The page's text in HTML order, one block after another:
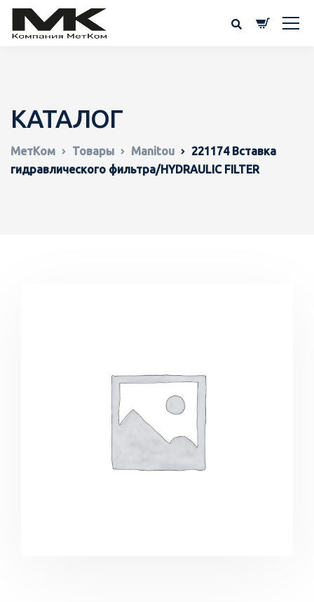
КАТАЛОГ
МетКом Товары Manitou
221174 Вставка
гидравлического фильтра/HYDRAULIC FILTER